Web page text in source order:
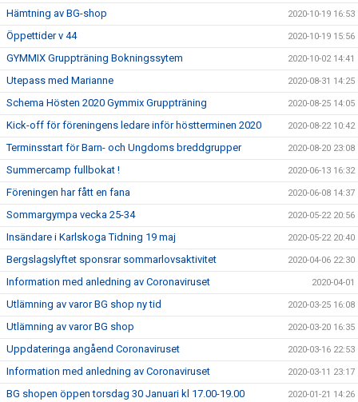
Hämtning av BG-shop 2020-10-19 16:53
Öppettider v 44 2020-10-19 15:56
GYMMIX Gruppträning Bokningssytem 2020-10-02 14:41
Utepass med Marianne 2020-08-31 14:25
Schema Hösten 2020 Gymmix Gruppträning 2020-08-25 14:05
Kick-off för föreningens ledare inför höstterminen 2020 2020-08-22 10:42
Terminsstart för Barn- och Ungdoms breddgrupper 2020-08-20 23:08
Summercamp fullbokat ! 2020-06-13 16:32
Föreningen har fått en fana 2020-06-08 14:37
Sommargympa vecka 25-34 2020-05-22 20:56
Insändare i Karlskoga Tidning 19 maj 2020-05-22 20:40
Bergslagslyftet sponsrar sommarlovsaktivitet 2020-04-06 22:30
Information med anledning av Coronaviruset 2020-04-01
Utlämning av varor BG shop ny tid 2020-03-25 16:08
Utlämning av varor BG shop 2020-03-20 16:35
Uppdateringa angåend Coronaviruset 2020-03-16 22:53
Information med anledning av Coronaviruset 2020-03-11 23:17
BG shopen öppen torsdag 30 Januari kl 17.00-19.00 2020-01-21 14:26